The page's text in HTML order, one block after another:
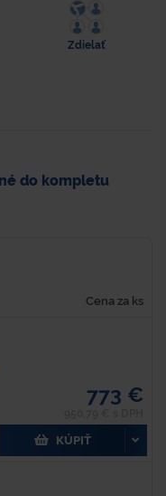
Zdielať
do kompletu
Cena za ks
773 €
KÚPIŤ